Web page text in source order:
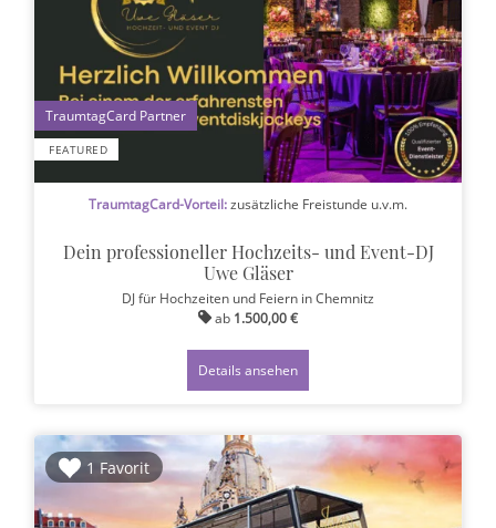
FEATURED
1
TraumtagCard-Vorteil:zusätzliche Freistunde u.v.m.
Dein professioneller Hochzeits- und Event-DJ
Uwe Gläser
DJ für Hochzeiten und Feiern in Chemnitz
ab 1.500,00 €
Details ansehen
1 Favorit